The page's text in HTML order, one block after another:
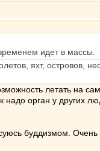
идет в массы.
яхт, островов,
летать на
орган у других
буддизмом.